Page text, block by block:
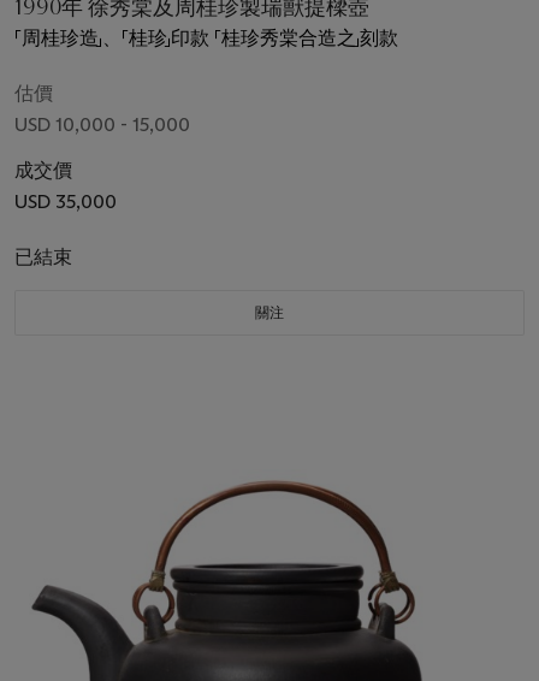
1990年 徐秀棠及周桂珍製瑞獸提樑壺
「周桂珍造」、「桂珍」印款 「桂珍秀棠合造之」刻款
估價
USD 10,000 - 15,000
成交價
USD 35,000
已結束
關注